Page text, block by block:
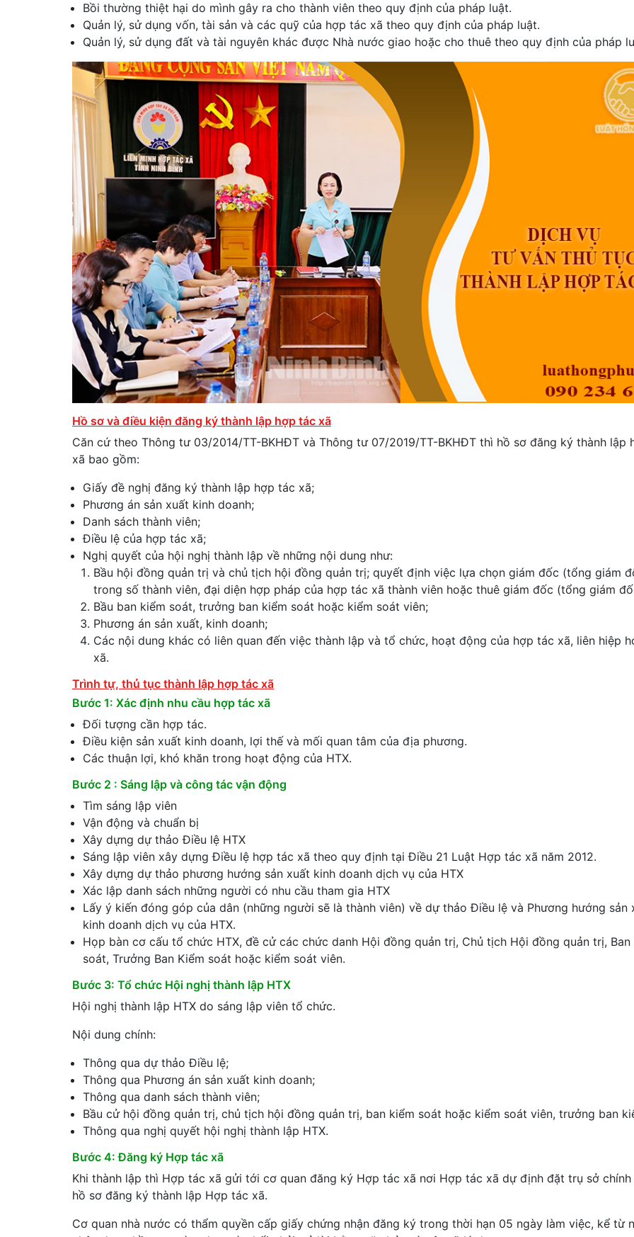
Bồi thường thiệt hại do mình gây ra cho thành viên theo quy định của pháp luật.
Quản lý, sử dụng vốn, tài sản và các quỹ của hợp tác xã theo quy định của pháp luật.
Quản lý, sử dụng đất và tài nguyên khác được Nhà nước giao hoặc cho thuê theo quy định của pháp
Hồ sơ và điều kiện đăng ký thành lập hợp tác xã
Căn cứ theo Thông tư 03/2014/TT-BKHĐT và Thông tư 07/2019/TT-BKHĐT thì hồ sơ đăng ký thành lập
xã bao gồm:
Giấy đề nghị đăng ký thành lập hợp tác xã;
Phương án sản xuất kinh doanh;
Danh sách thành viên;
Điều lệ của hợp tác xã;
Nghị quyết của hội nghị thành lập về những nội dung như:
Bầu hội đồng quản trị và chủ tịch hội đồng quản trị; quyết định việc lựa chọn giám đốc (tổng giám
trong số thành viên, đại diện hợp pháp của hợp tác xã thành viên hoặc thuê giám đốc (tổng giám
Bầu ban kiểm soát, trưởng ban kiểm soát hoặc kiểm soát viên;
Phương án sản xuất, kinh doanh;
Các nội dung khác có liên quan đến việc thành lập và tổ chức, hoạt động của hợp tác xã, liên hiệp
xã.
Trình tự, thủ tục thành lập hợp tác xã
Bước 1: Xác định nhu cầu hợp tác xã
Đối tượng cần hợp tác.
Điều kiện sản xuất kinh doanh, lợi thế và mối quan tâm của địa phương.
Các thuận lợi, khó khăn trong hoạt động của HTX.
Bước 2 : Sáng lập và công tác vận động
Tìm sáng lập viên
Vận động và chuẩn bị
Xây dựng dự thảo Điều lệ HTX
Sáng lập viên xây dựng Điều lệ hợp tác xã theo quy định tại Điều 21 Luật Hợp tác xã năm 2012.
Xây dựng dự thảo phương hướng sản xuất kinh doanh dịch vụ của HTX
Xác lập danh sách những người có nhu cầu tham gia HTX
Lấy ý kiến đóng góp của dân (những người sẽ là thành viên) về dự thảo Điều lệ và Phương hướng sản
kinh doanh dịch vụ của HTX.
Họp bàn cơ cấu tổ chức HTX, đề cử các chức danh Hội đồng quản trị, Chủ tịch Hội đồng quản trị, Ban
soát, Trưởng Ban Kiểm soát hoặc kiểm soát viên.
Bước 3: Tổ chức Hội nghị thành lập HTX
Hội nghị thành lập HTX do sáng lập viên tổ chức.
Nội dung chính:
Thông qua dự thảo Điều lệ;
Thông qua Phương án sản xuất kinh doanh;
Thông qua danh sách thành viên;
Bầu cử hội đồng quản trị, chủ tịch hội đồng quản trị, ban kiểm soát hoặc kiểm soát viên, trưởng ban
Thông qua nghị quyết hội nghị thành lập HTX.
Bước 4: Đăng ký Hợp tác xã
Khi thành lập thì Hợp tác xã gửi tới cơ quan đăng ký Hợp tác xã nơi Hợp tác xã dự định đặt trụ sở chính
hồ sơ đăng ký thành lập Hợp tác xã.
Cơ quan nhà nước có thẩm quyền cấp giấy chứng nhận đăng ký trong thời hạn 05 ngày làm việc, kể từ